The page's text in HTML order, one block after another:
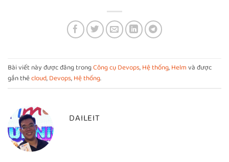
Bài viết này được đăng trongCông cụ Devops,Hệ thống,Helmvà được
gắn thẻcloud,Devops,Hệ thống.
DAILEIT